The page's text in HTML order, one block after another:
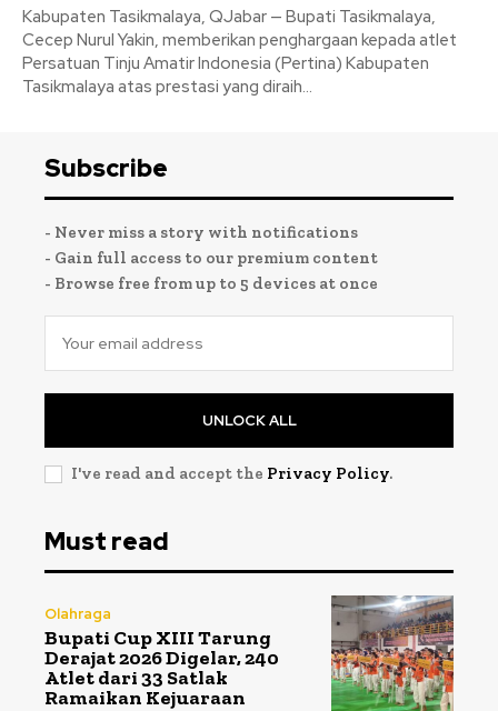
Kabupaten Tasikmalaya, QJabar — Bupati Tasikmalaya,
Cecep Nurul Yakin, memberikan penghargaan kepada atlet
Persatuan Tinju Amatir Indonesia (Pertina) Kabupaten
Tasikmalaya atas prestasi yang diraih...
Subscribe
- Never miss a story with notifications
- Gain full access to our premium content
- Browse free from up to 5 devices at once
UNLOCK ALL
I've read and accept the Privacy Policy.
Must read
Olahraga
Bupati Cup XIII Tarung
Derajat 2026 Digelar, 240
Atlet dari 33 Satlak
Ramaikan Kejuaraan